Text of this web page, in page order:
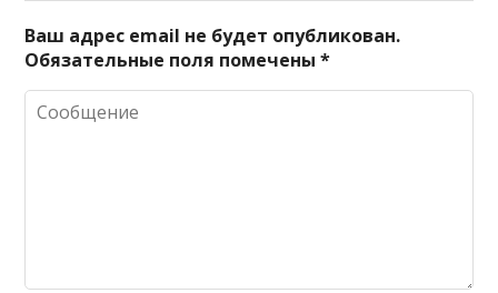
Ваш адрес email не будет опубликован.
Обязательные поля помечены*